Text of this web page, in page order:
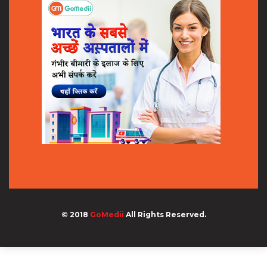
© 2018 GoMedii All Rights Reserved.